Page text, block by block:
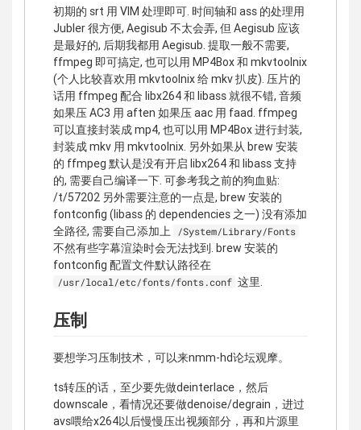
初期的 srt 用 VIM 处理即可. 时间轴和 ass 的处理用
Jubler 很方便, Aegisub 不太会弄, 但 Aegisub 应该
是最好的, 后期我都用 Aegisub. 提取一般不需要,
ffmpeg 即可搞定, 也可以用 MP4Box 和 mkvtoolnix
(个人比较喜欢用 mkvtoolnix 给 mkv 扒皮). 压片的
话用 ffmpeg 配合 libx264 和 libass 就很不错, 音频
如果压 AC3 用 aften 如果压 aac 用 faad. ffmpeg
可以直接封装成 mp4, 也可以用 MP4Box 进行封装,
封装成 mkv 用 mkvtoolnix. 另外如果从 brew 安装
的 ffmpeg 默认是没有开启 libx264 和 libass 支持
的, 需要自己编译一下. 可参考我之前的狗血贴:
/t/57202 另外需要注意的一点是, brew 安装的
fontconfig (libass 的 dependencies 之一) 没有添加
全路径, 需要自己添加上
/System/Library/Fonts
不然有些字幕渲染时会无法找到. brew 安装的
fontconfig 配置文件默认路径在
/usr/local/etc/fonts/fonts.conf 这里.
压制
要想学习压制技术，可以来nmm-hd论坛观摩。
ts转压的话，至少要先做deinterlace，然后
downscale，看情况还要做denoise/degrain，进过
avs喂给x264以后慢慢压出视频部分，再和片源里